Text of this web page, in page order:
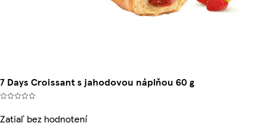
7 Days Croissant s jahodovou náplňou 60 g
Zatiaľ bez hodnotení